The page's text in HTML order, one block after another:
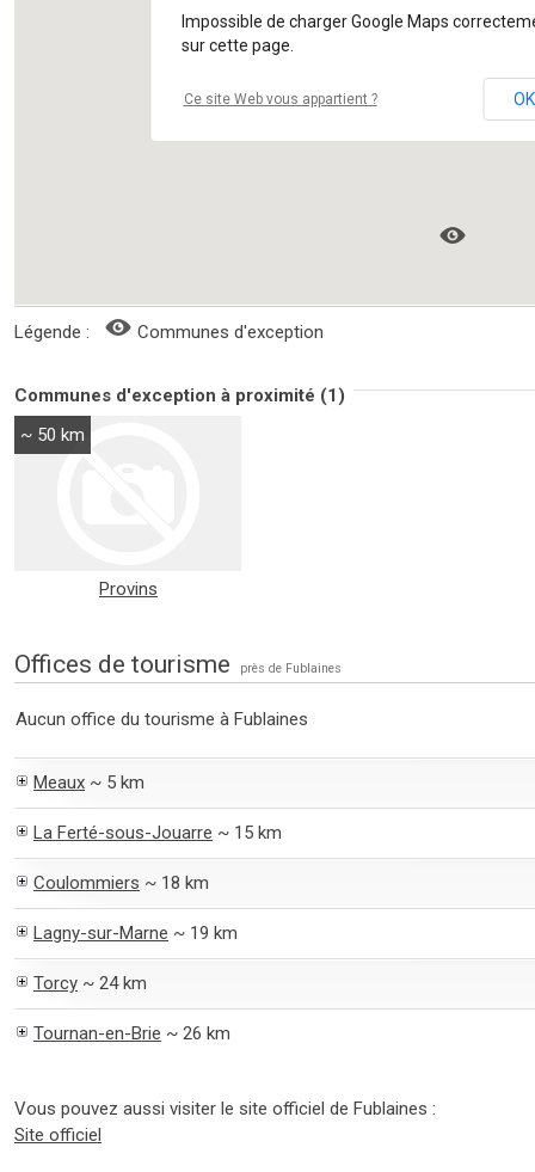
Impossible de charger Google Maps
sur cette page.
Ce site Web vous appartient ? OK
Légende : Communes d'exception
Communes d'exception à proximité (1)
Provins
~ 50 km
Offices de tourisme près de Fublaines
Aucun office du tourisme à Fublaines
Meaux ~ 5 km
La Ferté-sous-Jouarre ~ 15 km
Coulommiers ~ 18 km
Lagny-sur-Marne ~ 19 km
Torcy ~ 24 km
Tournan-en-Brie ~ 26 km
Vous pouvez aussi visiter le site officiel de Fublaines :
Site officiel